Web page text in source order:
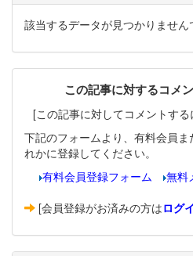
該当するデータが見つかりません
この記事に対するコメ
[この記事に対してコメントする
下記のフォームより、有料会員
れかに登録してください。
有料会員登録フォーム
無料
[会員登録がお済みの方はログ